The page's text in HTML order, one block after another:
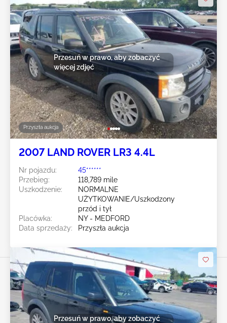
Przyszła aukcja
Przesuń w prawo, aby zobaczyć
więcej zdjęć
2007 LAND ROVER LR3 4.4L
Nr pojazdu:
45******
Przebieg:
118,789 mile
Uszkodzenie:
NORMALNE
UŻYTKOWANIE/Uszkodzony
przód i tył
Placówka:
NY - MEDFORD
Data sprzedaży:
Przyszła aukcja
Przesuń w prawo, aby zobaczyć